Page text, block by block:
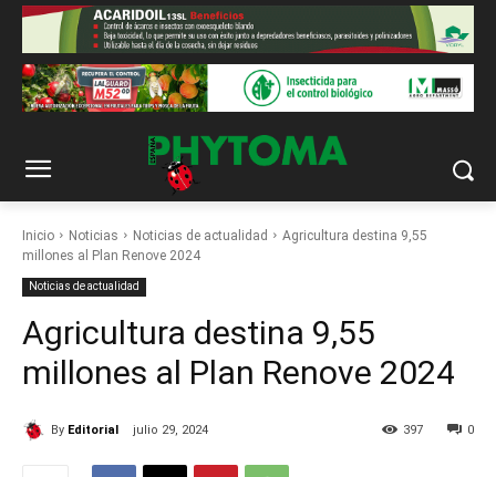
Inicio Noticias Noticias de actualidad
Agricultura destina 9,55
millones al Plan Renove 2024
Noticias de actualidad
Agricultura destina 9,55
millones al Plan Renove 2024
By Editorial julio 29, 2024 0
397